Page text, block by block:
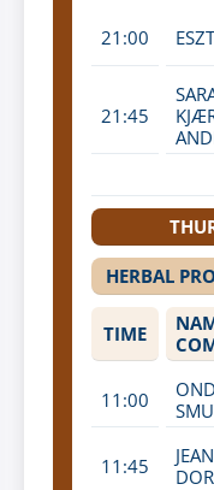
21:00
21:45
HERBAL
TIME
11:00
11:45